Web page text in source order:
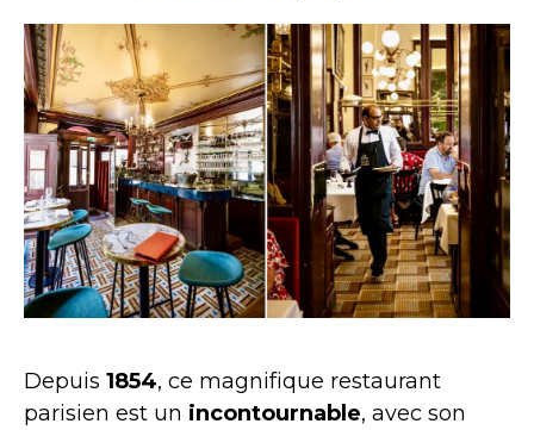
Depuis 1854, ce magnifique restaurant
parisien est un incontournable, avec son